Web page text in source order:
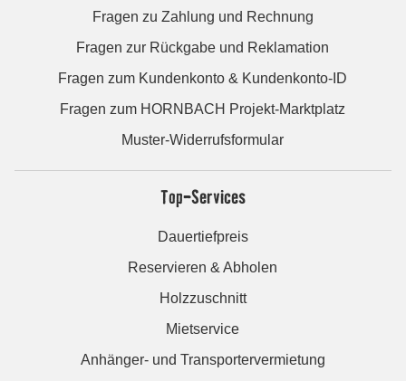
Fragen zu Zahlung und Rechnung
Fragen zur Rückgabe und Reklamation
Fragen zum Kundenkonto & Kundenkonto-ID
Fragen zum HORNBACH Projekt-Marktplatz
Muster-Widerrufsformular
Top-Services
Dauertiefpreis
Reservieren & Abholen
Holzzuschnitt
Mietservice
Anhänger- und Transportervermietung